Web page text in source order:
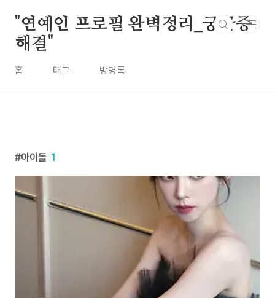
"연예인 프로필 완벽정리_궁금증
해결"
홈 태그 방명록
아이돌 1